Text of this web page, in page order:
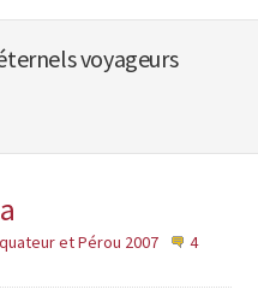
voyageurs
et Pérou 2007
4